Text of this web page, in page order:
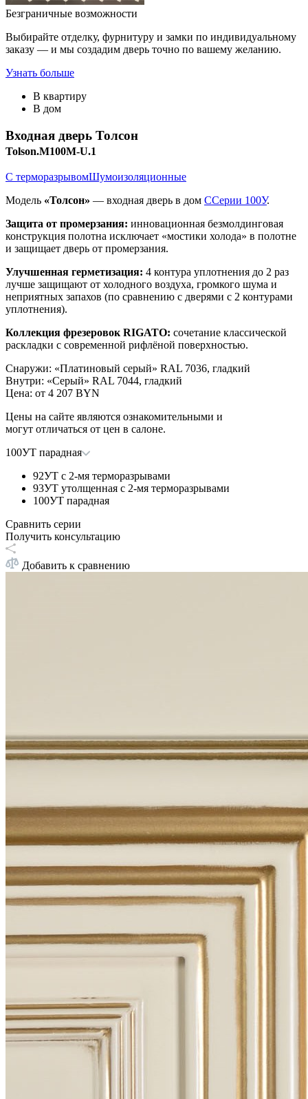
Безграничные возможности
Выбирайте отделку, фурнитуру и замки по индивидуальному
заказу — и мы создадим дверь точно по вашему желанию.
Узнать больше
В квартиру
В дом
Входная дверь Толсон
Tolson.M100M-U.1
С терморазрывомШумоизоляционные
Модель «Толсон» — входная дверь в дом ССерии 100У.
Защита от промерзания: инновационная безмолдинговая
конструкция полотна исключает «мостики холода» в полотне
и защищает дверь от промерзания.
Улучшенная герметизация: 4 контура уплотнения до 2 раз
лучше защищают от холодного воздуха, громкого шума и
неприятных запахов (по сравнению с дверями с 2 контурами
уплотнения).
Коллекция фрезеровок RIGATO: сочетание классической
раскладки с современной рифлёной поверхностью.
Снаружи: «Платиновый серый» RAL 7036, гладкий
Внутри: «Серый» RAL 7044, гладкий
Цена: от 4 207 BYN
Цены на сайте являются ознакомительными и
могут отличаться от цен в салоне.
100УТ парадная
92УТ с 2-мя терморазрывами
93УТ утолщенная с 2-мя терморазрывами
100УТ парадная
Сравнить серии
Получить консультацию
Добавить к сравнению